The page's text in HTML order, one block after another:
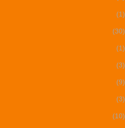
(1)
(30)
(1)
(3)
(9)
(3)
(10)